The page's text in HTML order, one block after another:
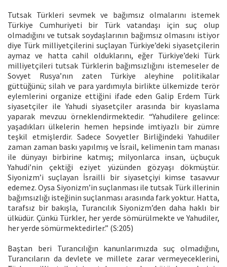
Tutsak Türkleri sevmek ve bağımsız olmalarını istemek
Türkiye Cumhuriyeti bir Türk vatandaşı için suç olup
olmadığını ve tutsak soydaşlarının bağımsız olmasını istiyor
diye Türk milliyetçilerini suçlayan Türkiye’deki siyasetçilerin
aymaz ve hatta cahil olduklarını, eğer Türkiye’deki Türk
milliyetçileri tutsak Türklerin bağımsızlığını istemeseler de
Sovyet Rusya’nın zaten Türkiye aleyhine politikalar
güttüğünü; silah ve para yardımıyla birlikte ülkemizde terör
eylemlerini organize ettiğini ifade eden Galip Erdem Türk
siyasetçiler ile Yahudi siyasetçiler arasında bir kıyaslama
yaparak mevzuu örneklendirmektedir. “Yahudilere gelince:
yaşadıkları ülkelerin hemen hepsinde imtiyazlı bir zümre
teşkil etmişlerdir. Sadece Sovyetler Birliğindeki Yahudiler
zaman zaman baskı yapılmış ve İsrail, kelimenin tam manası
ile dünyayı birbirine katmış; milyonlarca insan, üçbuçuk
Yahudi’nin çektiği eziyet yüzünden gözyaşı dökmüştür.
Siyonizm’i suçlayan İsrailli bir siyasetçiyi kimse tasavvur
edemez. Oysa Siyonizm’in suçlanması ile tutsak Türk illerinin
bağımsızlığı isteğinin suçlanması arasında fark yoktur. Hatta,
tarafsız bir bakışla, Turancılık Siyonizm’den daha haklı bir
ülküdür. Çünkü Türkler, her yerde sömürülmekte ve Yahudiler,
her yerde sömürmektedirler.” (S:205)
Baştan beri Turancılığın kanunlarımızda suç olmadığını,
Turancıların da devlete ve millete zarar vermeyeceklerini,